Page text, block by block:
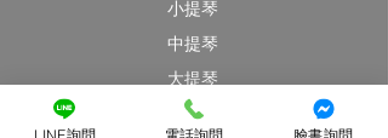
小提琴
中提琴
大提琴
最新消息
LINE詢問 電話詢問 臉書詢問